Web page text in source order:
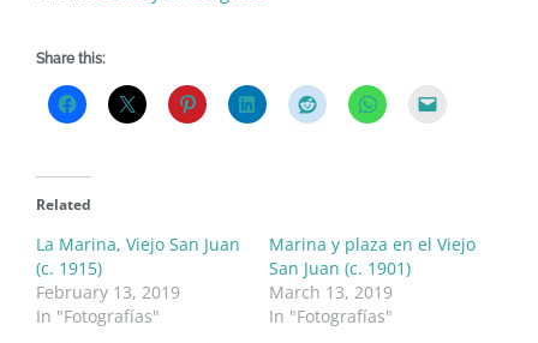
Share this:
Related
La Marina, Viejo San Juan
(c. 1915)
February 13, 2019
In "Fotografías"
Marina y plaza en el Viejo
San Juan (c. 1901)
March 13, 2019
In "Fotografías"